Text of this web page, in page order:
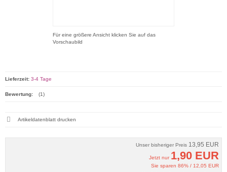
Für eine größere Ansicht klicken Sie auf das
Vorschaubild
Unser bisheriger Preis 13,95 EUR
Jetzt nur 1,90 EUR
Sie sparen 86% / 12,05 EUR
Lieferzeit: 3-4 Tage
Bewertung: (1)
Artikeldatenblatt drucken